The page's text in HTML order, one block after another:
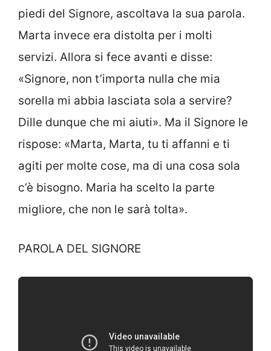
piedi del Signore, ascoltava la sua parola.
Marta invece era distolta per i molti
servizi. Allora si fece avanti e disse:
«Signore, non t’importa nulla che mia
sorella mi abbia lasciata sola a servire?
Dille dunque che mi aiuti». Ma il Signore le
rispose: «Marta, Marta, tu ti affanni e ti
agiti per molte cose, ma di una cosa sola
c’è bisogno. Maria ha scelto la parte
migliore, che non le sarà tolta».
PAROLA DEL SIGNORE